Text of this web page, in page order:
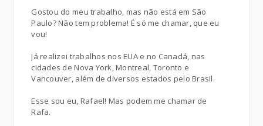
Gostou do meu trabalho, mas não está em São
Paulo? Não tem problema! É só me chamar, que eu
vou!
Já realizei trabalhos nos EUA e no Canadá, nas
cidades de Nova York, Montreal, Toronto e
Vancouver, além de diversos estados pelo Brasil.
Esse sou eu, Rafael! Mas podem me chamar de
Rafa.